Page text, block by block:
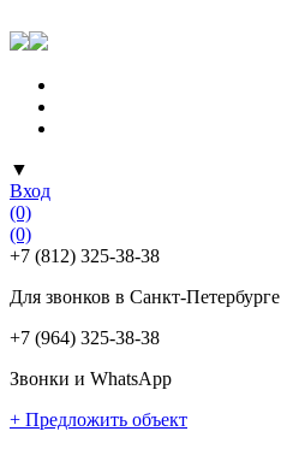
▼
Вход
(0)
(0)
+7 (812) 325-38-38
Для звонков в Санкт-Петербурге
+7 (964) 325-38-38
Звонки и WhatsApp
+ Предложить объект